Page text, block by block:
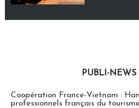
PUBLI-NEWS
Coopération France-Vietnam :
professionnels français du